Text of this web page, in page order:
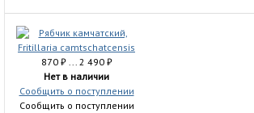
870 ₽... 2 490 ₽
Нет в наличии
Сообщить о поступлении
Сообщить о поступлении